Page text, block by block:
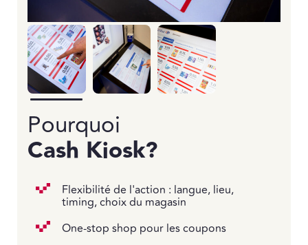
Pourquoi
Cash Kiosk?
Flexibilité de l'action : langue, lieu,
timing, choix du magasin
One-stop shop pour les coupons